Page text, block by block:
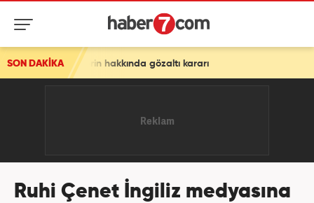
SON DAKİKAgözaltı kararı
Ruhi Çenet İngiliz medyasına